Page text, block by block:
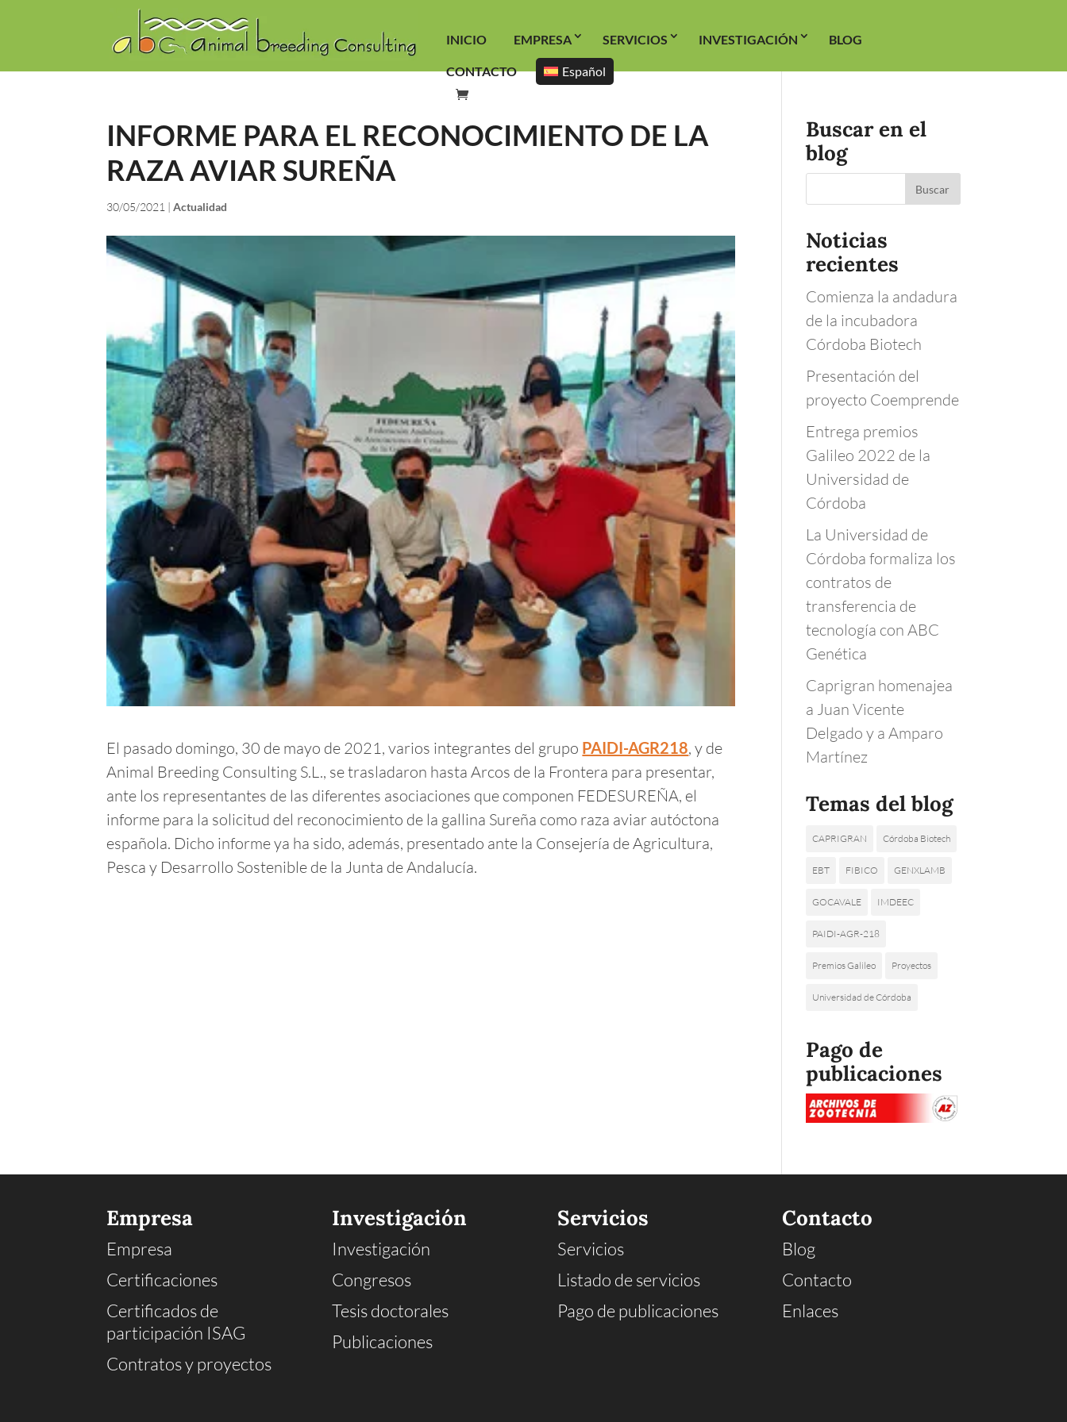
INICIO EMPRESA SERVICIOS INVESTIGACIÓN BLOG
CONTACTO Español
INFORME PARA EL RECONOCIMIENTO DE LA
RAZA AVIAR SUREÑA
30/05/2021 |Actualidad
El pasado domingo, 30 de mayo de 2021, varios integrantes del grupo PAIDI-AGR218, y de
Animal Breeding Consulting S.L., se trasladaron hasta Arcos de la Frontera para presentar,
ante los representantes de las diferentes asociaciones que componen FEDESUREÑA, el
informe para la solicitud del reconocimiento de la gallina Sureña como raza aviar autóctona
española. Dicho informe ya ha sido, además, presentado ante la Consejería de Agricultura,
Pesca y Desarrollo Sostenible de la Junta de Andalucía.
Buscar en el
blog
Noticias
recientes
Comienza la andadura
de la incubadora
Córdoba Biotech
Presentación del
proyecto Coemprende
Entrega premios
Galileo 2022 de la
Universidad de
Córdoba
La Universidad de
Córdoba formaliza los
contratos de
transferencia de
tecnología con ABC
Genética
Caprigran homenajea
a Juan Vicente
Delgado y a Amparo
Martínez
Temas del blog
CAPRIGRAN Córdoba Biotech
EBT FIBICO GENXLAMB
GOCAVALE IMDEEC
PAIDI-AGR-218
Premios Galileo Proyectos
Universidad de Córdoba
Pago de
publicaciones
Empresa
Empresa
Certificaciones
Certificados de
participación ISAG
Contratos y proyectos
Investigación
Investigación
Congresos
Tesis doctorales
Publicaciones
Servicios
Servicios
Listado de servicios
Pago de publicaciones
Contacto
Blog
Contacto
Enlaces